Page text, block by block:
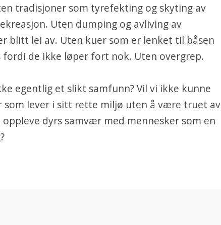
tradisjoner som tyrefekting og skyting av
Uten dumping og avliving av
blitt lei av. Uten kuer som er lenket til båsen
fordi de ikke løper fort nok. Uten overgrep.
egentlig et slikt samfunn? Vil vi ikke kunne
som lever i sitt rette miljø uten å være truet av
oppleve dyrs samvær med mennesker som en